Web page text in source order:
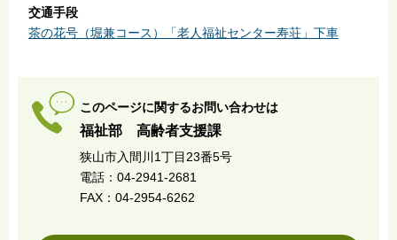
交通手段
茶の花号（堀兼コース）「老人福祉センター寿荘」下車
このページに関するお問い合わせは
福祉部 高齢者支援課
狭山市入間川1丁目23番5号
電話：04-2941-2681
FAX：04-2954-6262